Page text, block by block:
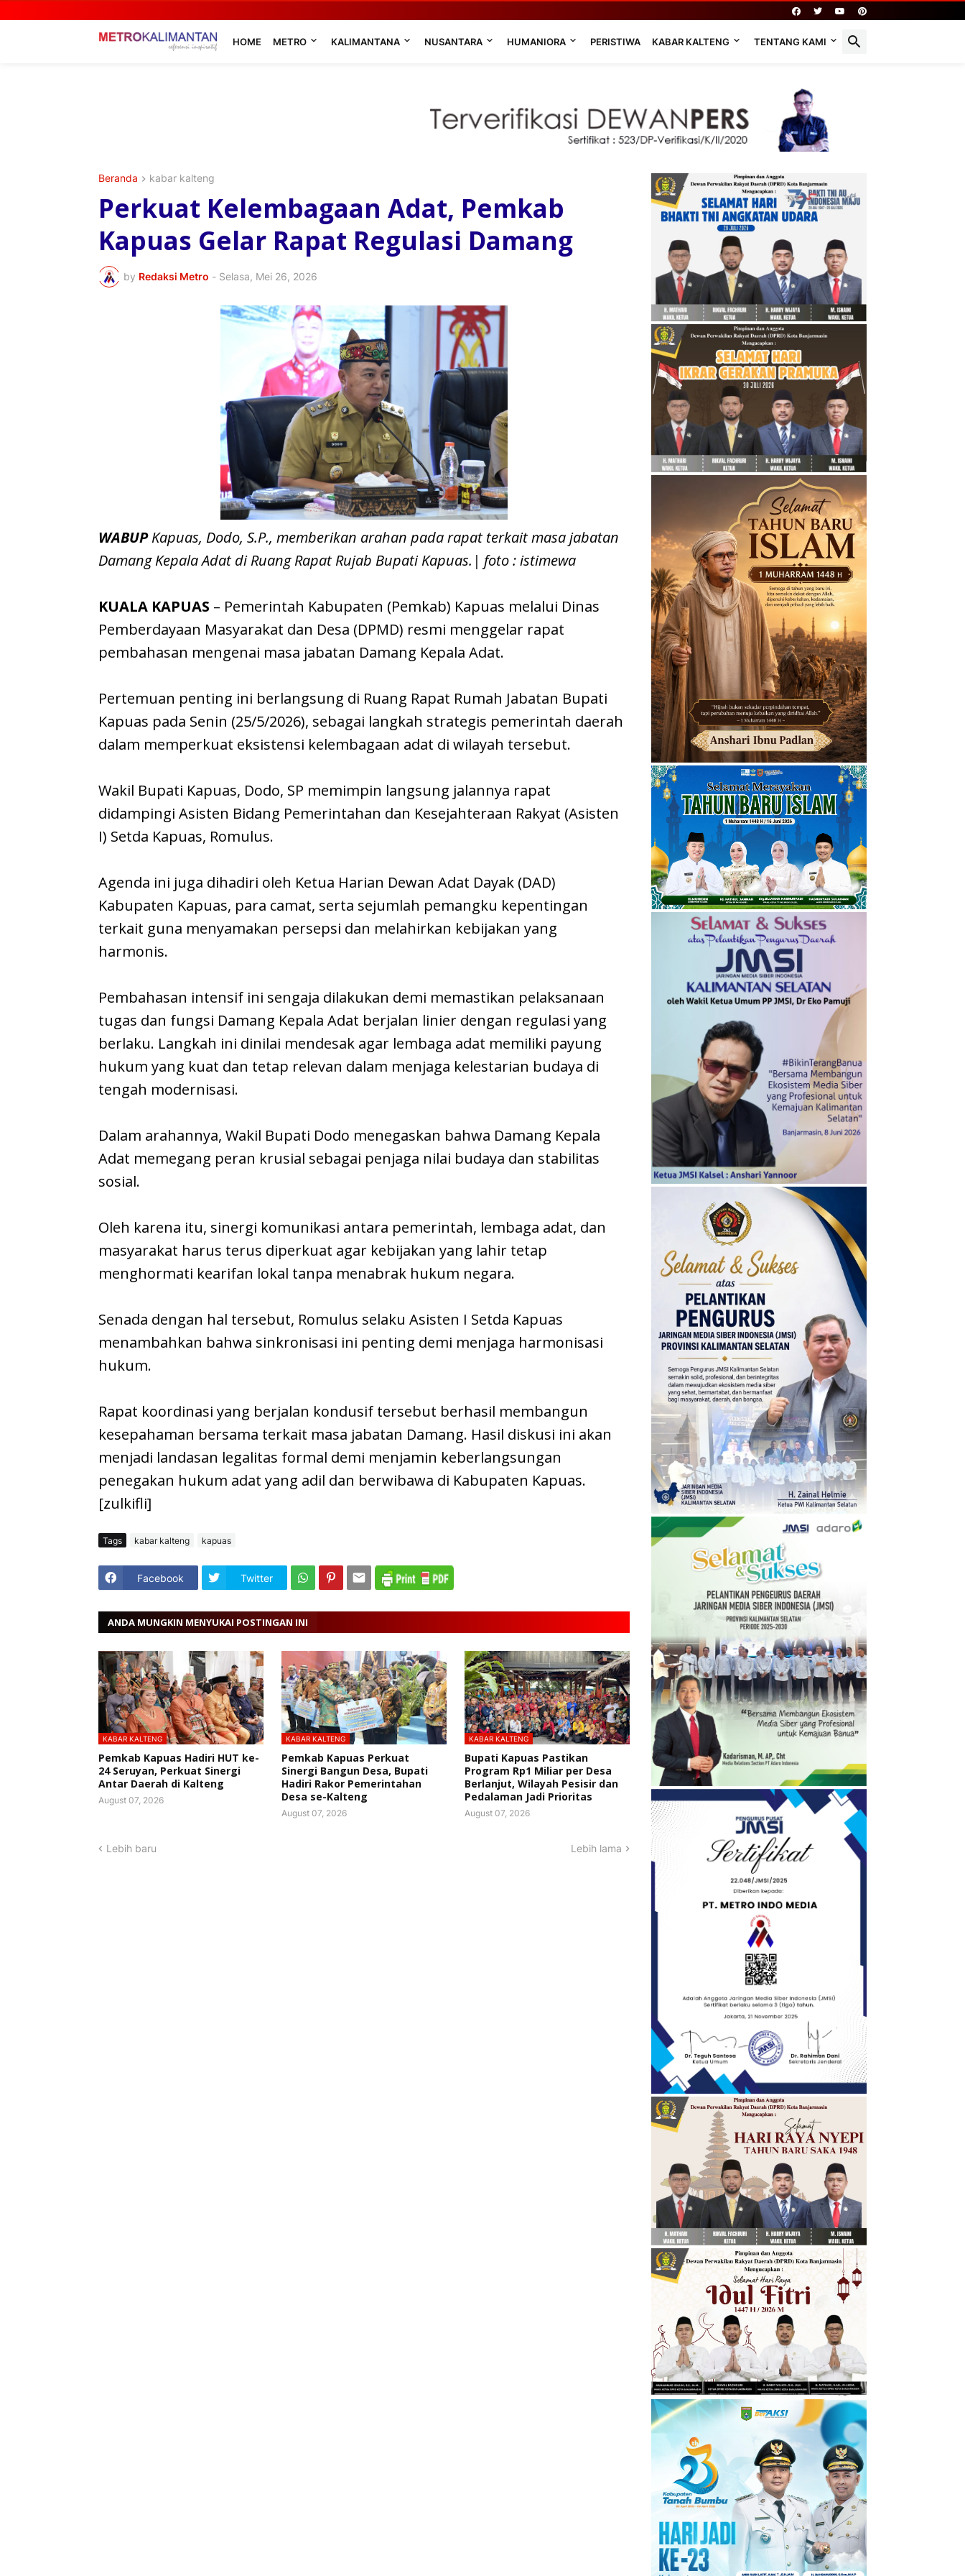
HOME METRO KALIMANTANA NUSANTARA HUMANIORA PERISTIWA KABAR KALTENG TENTANG KAMI
Beranda kabar kalteng
​Perkuat Kelembagaan Adat, Pemkab
Kapuas Gelar Rapat Regulasi Damang
by Redaksi Metro - Selasa, Mei 26, 2026
WABUPKapuas, Dodo, S.P., memberikan arahan pada rapat terkait masa jabatan
Damang Kepala Adat di Ruang Rapat Rujab Bupati Kapuas.| foto : istimewa
​KUALA KAPUAS – Pemerintah Kabupaten (Pemkab) Kapuas melalui Dinas
Pemberdayaan Masyarakat dan Desa (DPMD) resmi menggelar rapat
pembahasan mengenai masa jabatan Damang Kepala Adat.
Pertemuan penting ini berlangsung di Ruang Rapat Rumah Jabatan Bupati
Kapuas pada Senin (25/5/2026), sebagai langkah strategis pemerintah daerah
dalam memperkuat eksistensi kelembagaan adat di wilayah tersebut.
​Wakil Bupati Kapuas, Dodo, SP memimpin langsung jalannya rapat
didampingi Asisten Bidang Pemerintahan dan Kesejahteraan Rakyat (Asisten
I) Setda Kapuas, Romulus.
Agenda ini juga dihadiri oleh Ketua Harian Dewan Adat Dayak (DAD)
Kabupaten Kapuas, para camat, serta sejumlah pemangku kepentingan
terkait guna menyamakan persepsi dan melahirkan kebijakan yang
harmonis.
​Pembahasan intensif ini sengaja dilakukan demi memastikan pelaksanaan
tugas dan fungsi Damang Kepala Adat berjalan linier dengan regulasi yang
berlaku. Langkah ini dinilai mendesak agar lembaga adat memiliki payung
hukum yang kuat dan tetap relevan dalam menjaga kelestarian budaya di
tengah modernisasi.
​Dalam arahannya, Wakil Bupati Dodo menegaskan bahwa Damang Kepala
Adat memegang peran krusial sebagai penjaga nilai budaya dan stabilitas
sosial.
Oleh karena itu, sinergi komunikasi antara pemerintah, lembaga adat, dan
masyarakat harus terus diperkuat agar kebijakan yang lahir tetap
menghormati kearifan lokal tanpa menabrak hukum negara.
​Senada dengan hal tersebut, Romulus selaku Asisten I Setda Kapuas
menambahkan bahwa sinkronisasi ini penting demi menjaga harmonisasi
hukum.
Rapat koordinasi yang berjalan kondusif tersebut berhasil membangun
kesepahaman bersama terkait masa jabatan Damang. Hasil diskusi ini akan
menjadi landasan legalitas formal demi menjamin keberlangsungan
penegakan hukum adat yang adil dan berwibawa di Kabupaten Kapuas.
[zulkifli]
Tags kabar kalteng kapuas
Facebook Twitter
ANDA MUNGKIN MENYUKAI POSTINGAN INI
KABAR KALTENG
Pemkab Kapuas Hadiri HUT ke-
24 Seruyan, Perkuat Sinergi
Antar Daerah di Kalteng
August 07, 2026
KABAR KALTENG
Pemkab Kapuas Perkuat
Sinergi Bangun Desa, Bupati
Hadiri Rakor Pemerintahan
Desa se-Kalteng
August 07, 2026
KABAR KALTENG
Bupati Kapuas Pastikan
Program Rp1 Miliar per Desa
Berlanjut, Wilayah Pesisir dan
Pedalaman Jadi Prioritas
August 07, 2026
Lebih baru Lebih lama